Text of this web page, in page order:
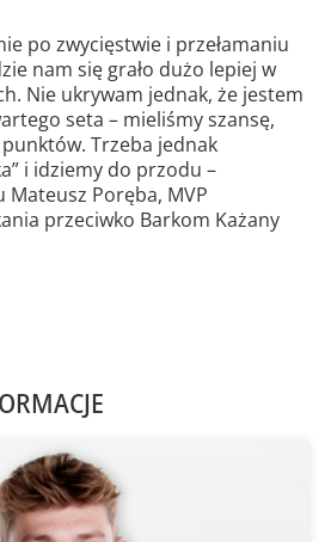
po zwycięstwie i przełamaniu
nam się grało dużo lepiej w
Nie ukrywam jednak, że jestem
seta – mieliśmy szansę,
Trzeba jednak
i idziemy do przodu –
Mateusz Poręba, MVP
przeciwko Barkom Każany